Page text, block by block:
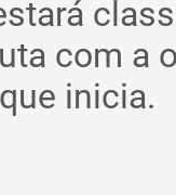
com a
inicia.